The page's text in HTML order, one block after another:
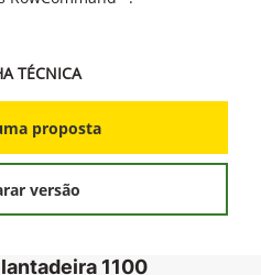
com a tecnologia
RowCommand™.